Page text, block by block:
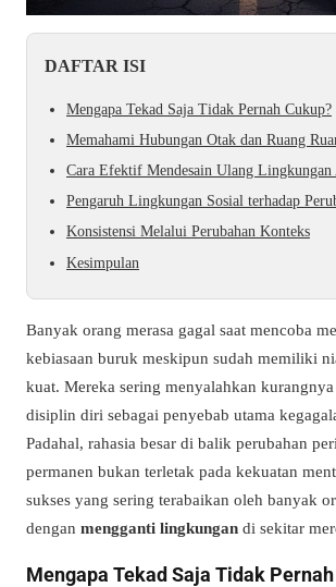
DAFTAR ISI
Mengapa Tekad Saja Tidak Pernah Cukup?
Memahami Hubungan Otak dan Ruang
Cara Efektif Mendesain Ulang Lingkungan
Pengaruh Lingkungan Sosial terhadap
Konsistensi Melalui Perubahan Konteks
Kesimpulan
Banyak orang merasa gagal saat mencoba
kebiasaan buruk meskipun sudah memiliki
kuat. Mereka sering menyalahkan kurangnya
disiplin diri sebagai penyebab utama
Padahal, rahasia besar di balik perubahan
permanen bukan terletak pada kekuatan
sukses yang sering terabaikan oleh banyak
dengan mengganti lingkungan di sekitar
Mengapa Tekad Saja Tidak